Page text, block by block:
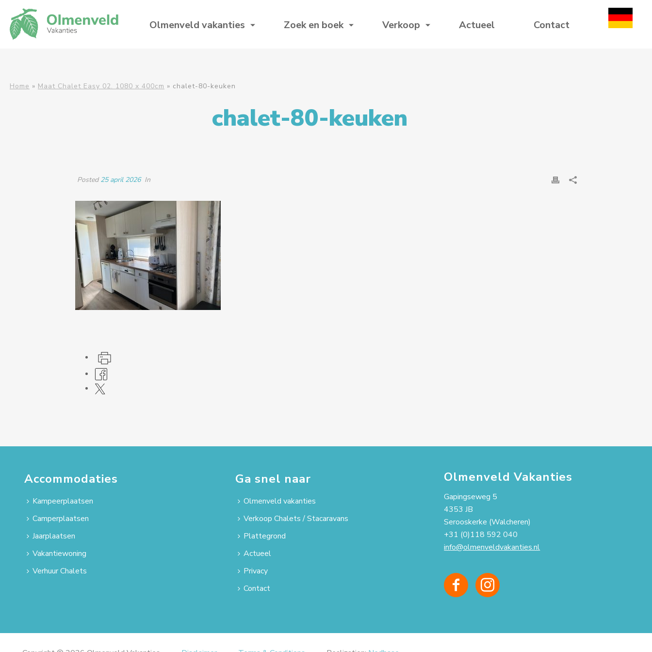
Olmenveld vakanties Zoek en boek Verkoop Actueel Contact
Home » Maat Chalet Easy 02. 1080 x 400cm » chalet-80-keuken
chalet-80-keuken
Posted25 april 2026 In
Accommodaties
Kampeerplaatsen
Camperplaatsen
Jaarplaatsen
Vakantiewoning
Verhuur Chalets
Ga snel naar
Olmenveld vakanties
Verkoop Chalets / Stacaravans
Plattegrond
Actueel
Privacy
Contact
Olmenveld Vakanties
Gapingseweg 5
4353 JB
Serooskerke (Walcheren)
+31 (0)118 592 040
info@olmenveldvakanties.nl